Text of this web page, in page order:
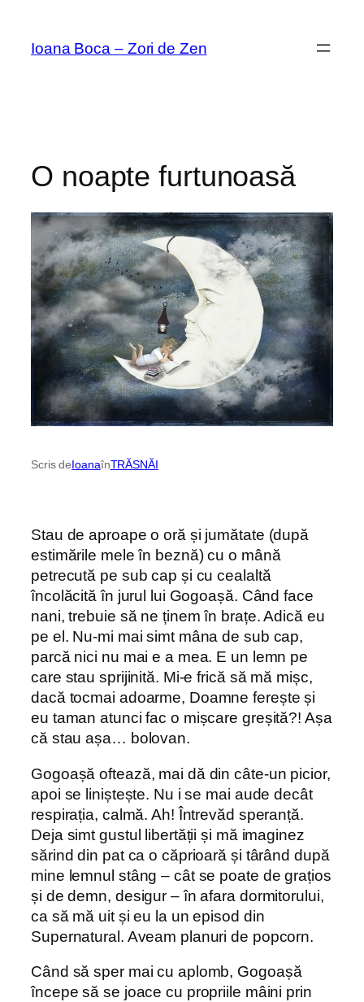
conținut
Ioana Boca – Zori de Zen
O noapte furtunoasă
Scris deIoanaînTRĂSNĂI
Stau de aproape o oră și jumătate (după
estimările mele în beznă) cu o mână
petrecută pe sub cap și cu cealaltă
încolăcită în jurul lui Gogoașă. Când face
nani, trebuie să ne ținem în brațe. Adică eu
pe el. Nu-mi mai simt mâna de sub cap,
parcă nici nu mai e a mea. E un lemn pe
care stau sprijinită. Mi-e frică să mă mișc,
dacă tocmai adoarme, Doamne ferește și
eu taman atunci fac o mișcare greșită?! Așa
că stau așa… bolovan.
Gogoașă oftează, mai dă din câte-un picior,
apoi se liniștește. Nu i se mai aude decât
respirația, calmă. Ah! Întrevăd speranță.
Deja simt gustul libertății și mă imaginez
sărind din pat ca o căprioară și târând după
mine lemnul stâng – cât se poate de grațios
și de demn, desigur – în afara dormitorului,
ca să mă uit și eu la un episod din
Supernatural. Aveam planuri de popcorn.
Când să sper mai cu aplomb, Gogoașă
începe să se joace cu propriile mâini prin